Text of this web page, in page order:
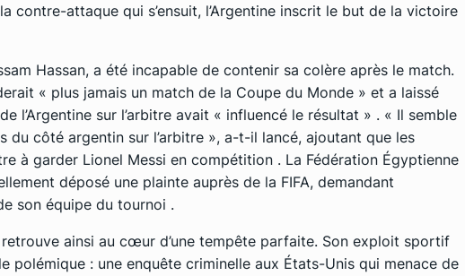
contre-attaque qui s’ensuit, l’Argentine inscrit le but de la victoire
Hassan, a été incapable de contenir sa colère après le match.
« plus jamais un match de la Coupe du Monde » et a laissé
l’Argentine sur l’arbitre avait « influencé le résultat » . « Il semble
du côté argentin sur l’arbitre », a-t-il lancé, ajoutant que les
à garder Lionel Messi en compétition . La Fédération Égyptienne
déposé une plainte auprès de la FIFA, demandant
son équipe du tournoi .
ainsi au cœur d’une tempête parfaite. Son exploit sportif
polémique : une enquête criminelle aux États-Unis qui menace de